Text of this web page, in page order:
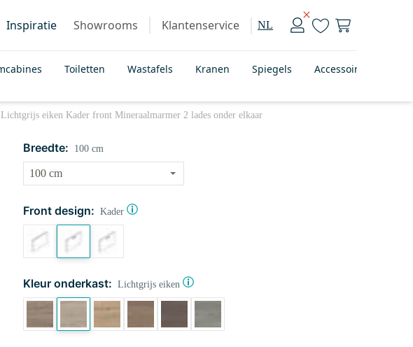
Inspiratie Showrooms Klantenservice NL
Toiletten Wastafels Kranen Spiegels Accessoires
eiken Kader front Mineraalmarmer 2 lades onder elkaar
Breedte: 100 cm
Front design: Kader
Kleur onderkast: Lichtgrijs eiken